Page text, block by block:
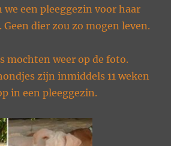
een pleeggezin voor haar
dier zou zo mogen leven.
mochten weer op de foto.
zijn inmiddels 11 weken
in een pleeggezin.